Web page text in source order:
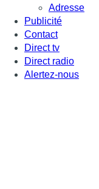
Adresse
Publicité
Contact
Direct tv
Direct radio
Alertez-nous